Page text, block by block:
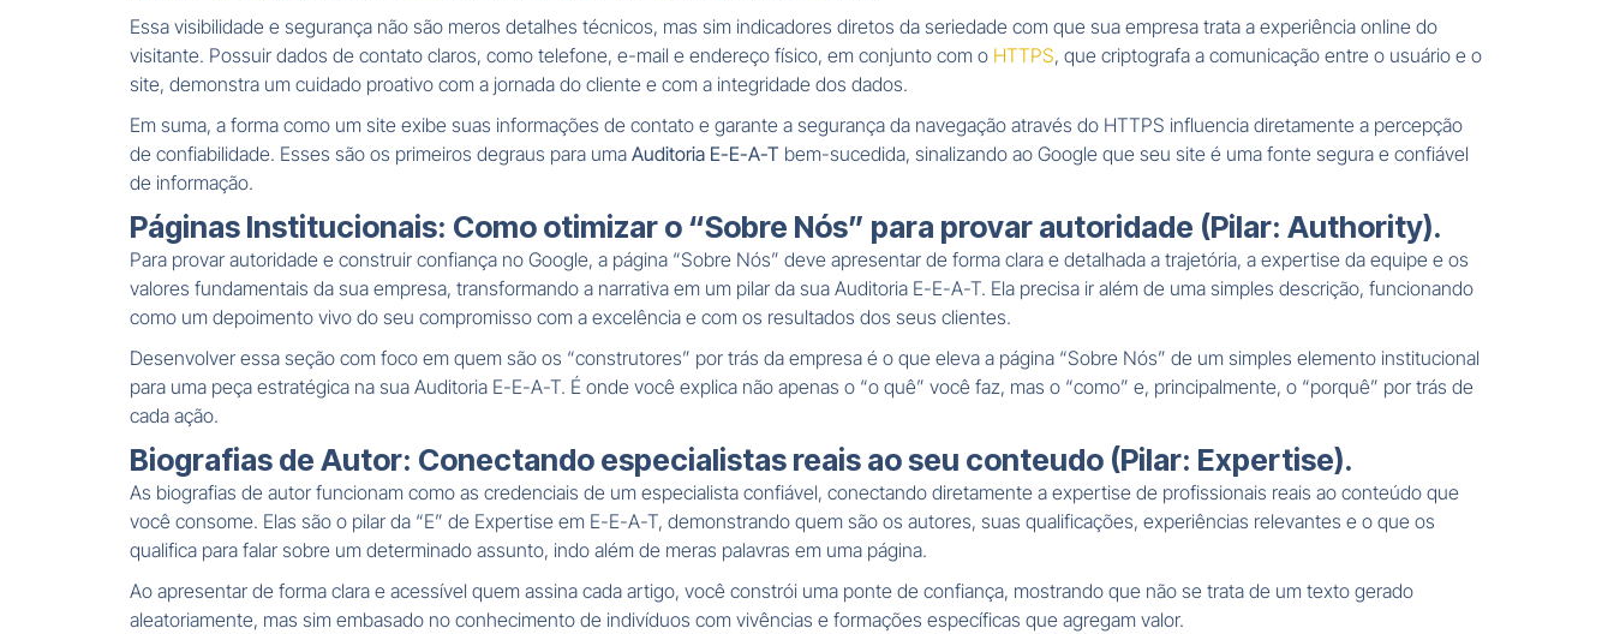
Essa visibilidade e segurança não são meros detalhes técnicos, mas sim indicadores diretos da seriedade com que sua empresa trata a experiência online do
visitante. Possuir dados de contato claros, como telefone, e-mail e endereço físico, em conjunto com o HTTPS, que criptografa a comunicação entre o usuário e o
site, demonstra um cuidado proativo com a jornada do cliente e com a integridade dos dados.
Em suma, a forma como um site exibe suas informações de contato e garante a segurança da navegação através do HTTPS influencia diretamente a percepção
de confiabilidade. Esses são os primeiros degraus para uma Auditoria E-E-A-T bem-sucedida, sinalizando ao Google que seu site é uma fonte segura e confiável
de informação.
Páginas Institucionais: Como otimizar o “Sobre Nós” para provar autoridade (Pilar: Authority).
Para provar autoridade e construir confiança no Google, a página “Sobre Nós” deve apresentar de forma clara e detalhada a trajetória, a expertise da equipe e os
valores fundamentais da sua empresa, transformando a narrativa em um pilar da sua Auditoria E-E-A-T. Ela precisa ir além de uma simples descrição, funcionando
como um depoimento vivo do seu compromisso com a excelência e com os resultados dos seus clientes.
Desenvolver essa seção com foco em quem são os “construtores” por trás da empresa é o que eleva a página “Sobre Nós” de um simples elemento institucional
para uma peça estratégica na sua Auditoria E-E-A-T. É onde você explica não apenas o “o quê” você faz, mas o “como” e, principalmente, o “porquê” por trás de
cada ação.
Biografias de Autor: Conectando especialistas reais ao seu conteudo (Pilar: Expertise).
As biografias de autor funcionam como as credenciais de um especialista confiável, conectando diretamente a expertise de profissionais reais ao conteúdo que
você consome. Elas são o pilar da “E” de Expertise em E-E-A-T, demonstrando quem são os autores, suas qualificações, experiências relevantes e o que os
qualifica para falar sobre um determinado assunto, indo além de meras palavras em uma página.
Ao apresentar de forma clara e acessível quem assina cada artigo, você constrói uma ponte de confiança, mostrando que não se trata de um texto gerado
aleatoriamente, mas sim embasado no conhecimento de indivíduos com vivências e formações específicas que agregam valor.